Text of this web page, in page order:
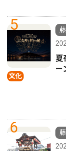
5
文化
夏
ー
6